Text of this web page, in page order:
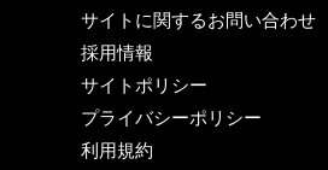
サイトに関するお問い合わせ
採用情報
サイトポリシー
プライバシーポリシー
利用規約